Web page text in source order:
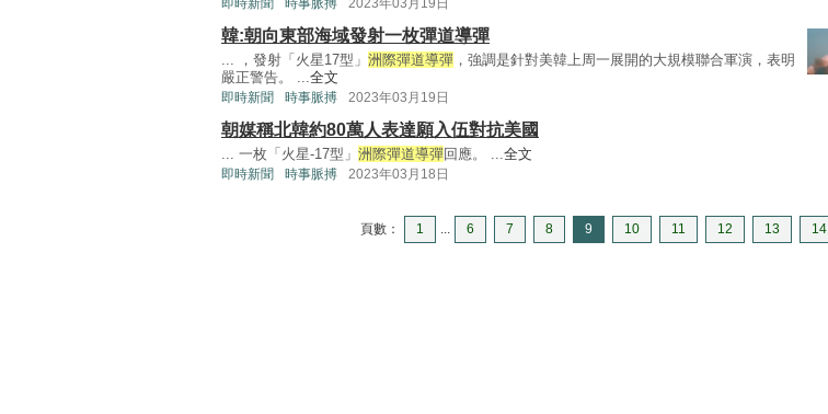
即時新聞 時事脈搏 2023年03月19日
韓:朝向東部海域發射一枚彈道導彈
... ，發射「火星17型」 洲際彈道導彈 ，強調是針對美韓上周一展開的大規模聯合軍演，表明
嚴正警告。 ...全文
即時新聞 時事脈搏 2023年03月19日
朝媒稱北韓約80萬人表達願入伍對抗美國
... 一枚「火星-17型」 洲際彈道導彈回應。 ...全文
即時新聞 時事脈搏 2023年03月18日
頁數： 1 ... 6 7 8 9 10 11 12 13 14